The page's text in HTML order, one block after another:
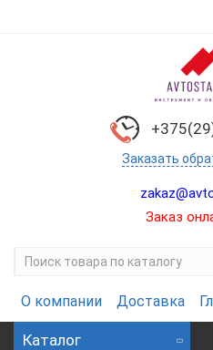
Заказать
Заказ
О компании Доставка
Каталог